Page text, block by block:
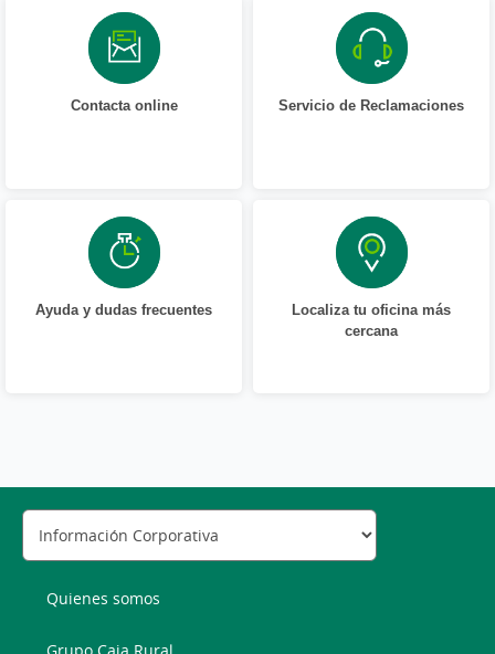
Contacta online Servicio de Reclamaciones
Ayuda y dudas frecuentes
Localiza tu oficina más
cercana
Quienes somos